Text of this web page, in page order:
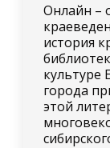
Онлайн –
история
культуре
города
этой